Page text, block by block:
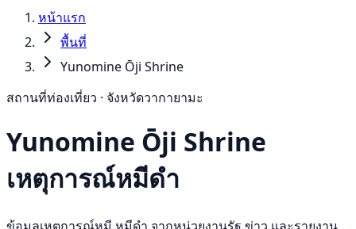
หน้าแรก
พื้นที่
Yunomine Ōji Shrine
สถานที่ท่องเที่ยว · จังหวัดวากายามะ
Yunomine Ōji Shrine
เหตุการณ์หมีดำ